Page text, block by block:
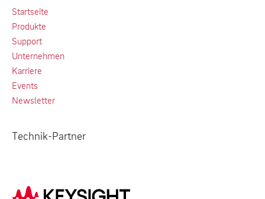
Startseite
Produkte
Support
Unternehmen
Karriere
Events
Newsletter
Technik-Partner